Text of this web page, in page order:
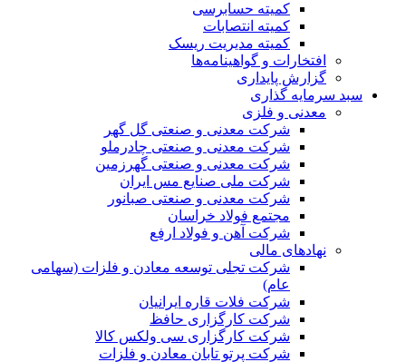
کمیته حسابرسی
کمیته انتصابات
کمیته مدیریت ریسک
افتخارات و گواهینامه‌ها
گزارش پایداری
سبد سرمایه گذاری
معدنی و فلزی
شرکت معدنی و صنعتی گل گهر
شرکت معدنی و صنعتی چادرملو
شرکت معدنی و صنعتی گهرزمین
شرکت ملی صنایع مس ایران
شرکت معدنی و صنعتی صبانور
مجتمع فولاد خراسان
شرکت آهن و فولاد ارفع
نهادهای مالی
شرکت تجلی توسعه معادن و فلزات (سهامی
عام)
شرکت فلات قاره ایرانیان
شرکت کارگزاری حافظ
شرکت کارگزاری سی ولکس کالا
شرکت پرتو تابان معادن و فلزات